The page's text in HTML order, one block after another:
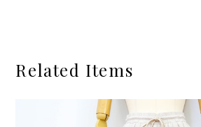
Related Items